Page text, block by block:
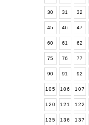
30 31 32
45 46 47
60 61 62
75 76 77
90 91 92
105 106 107
120 121 122
135 136 137